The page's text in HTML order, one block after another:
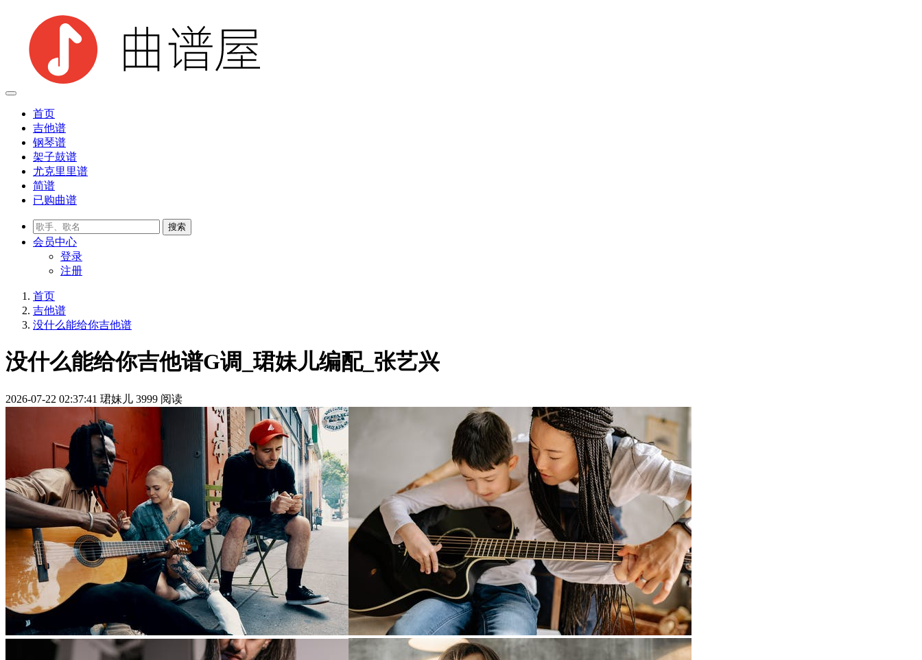
首页
吉他谱
钢琴谱
架子鼓谱
尤克里里谱
简谱
已购曲谱
会员中心
登录
注册
首页
吉他谱
没什么能给你吉他谱
没什么能给你吉他谱G调_珺妹儿编配_张艺兴
2026-07-22 02:37:41 珺妹儿 3999 阅读